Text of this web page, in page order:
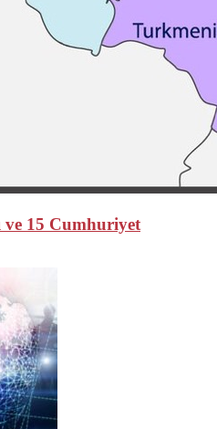
ve 15 Cumhuriyet